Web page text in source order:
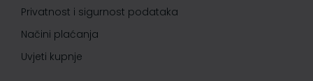
Privatnost i sigurnost podataka
Načini plaćanja
Uvjeti kupnje